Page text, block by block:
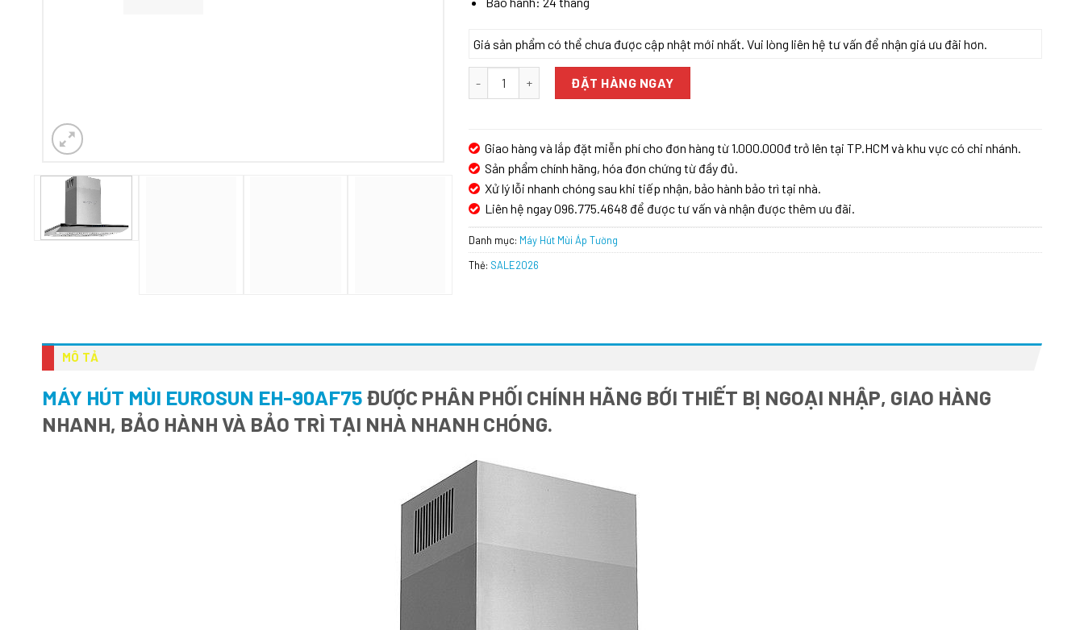
Giá sản phẩm có thể chưa được cập nhật mới nhất. Vui lòng liên hệ tư vấn để nhận giá ưu đãi hơn.
Máy Hút Mùi Eurosun EH-90AF75 số lượng
ĐẶT HÀNG NGAY
Giao hàng và lắp đặt miễn phí cho đơn hàng từ 1.000.000đ trở lên tại TP.HCM và khu vực có chi nhánh.
Sản phẩm chính hãng, hóa đơn chứng từ đầy đủ.
Xử lý lỗi nhanh chóng sau khi tiếp nhận, bảo hành bảo trì tại nhà.
Liên hệ ngay 096.775.4648 để được tư vấn và nhận được thêm ưu đãi.
Danh mục: Máy Hút Mùi Áp Tường
Thẻ: SALE2026
MÔ TẢ
MÁY HÚT MÙI EUROSUN EH-90AF75ĐƯỢC PHÂN PHỐI CHÍNH HÃNG BỚI THIẾT BỊ NGOẠI NHẬP, GIAO HÀNG
NHANH, BẢO HÀNH VÀ BẢO TRÌ TẠI NHÀ NHANH CHÓNG.